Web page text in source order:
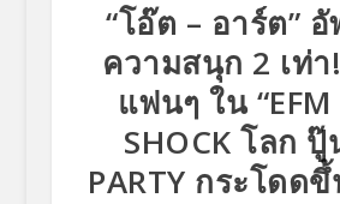
“โอ๊ต – อาร์ต” อั
ความสนุก 2 เท่า
แฟนๆ ใน
SHOCK โลก
PARTY กระโดด